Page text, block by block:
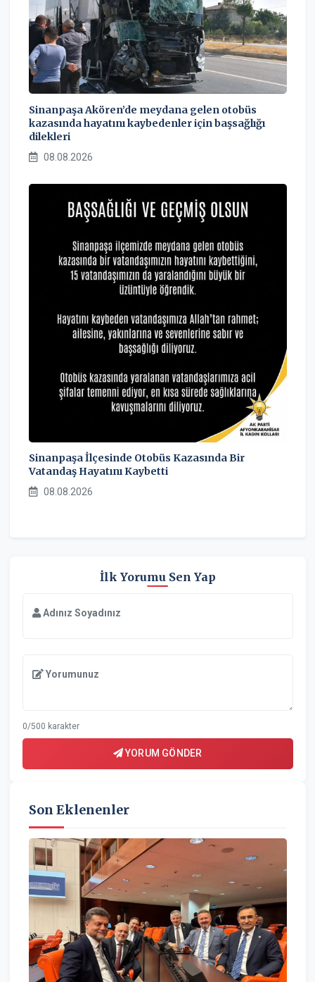
Sinanpaşa Akören’de meydana gelen otobüs
kazasında hayatını kaybedenler için başsağlığı
dilekleri
08.08.2026
Sinanpaşa İlçesinde Otobüs Kazasında Bir
Vatandaş Hayatını Kaybetti
08.08.2026
İlk Yorumu Sen Yap
Adınız Soyadınız
Yorumunuz
0/500 karakter
YORUM GÖNDER
Son Eklenenler